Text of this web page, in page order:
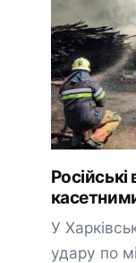
У
удару по